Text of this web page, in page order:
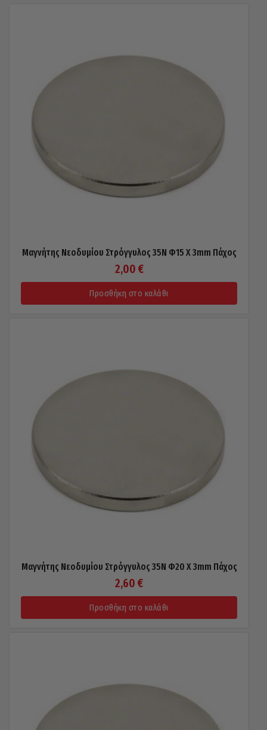
Μαγνήτης Νεοδυμίου Στρόγγυλος 35N Φ15 X 3mm Πάχος
2,00 €
Προσθήκη στο καλάθι
Μαγνήτης Νεοδυμίου Στρόγγυλος 35N Φ20 X 3mm Πάχος
2,60 €
Προσθήκη στο καλάθι